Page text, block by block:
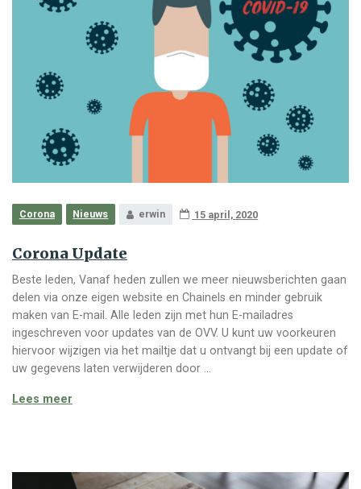
Corona Nieuws erwin 15 april, 2020
Corona Update
Beste leden, Vanaf heden zullen we meer nieuwsberichten gaan
delen via onze eigen website en Chainels en minder gebruik
maken van E-mail. Alle leden zijn met hun E-mailadres
ingeschreven voor updates van de OVV. U kunt uw voorkeuren
hiervoor wijzigen via het mailtje dat u ontvangt bij een update of
uw gegevens laten verwijderen door …
Lees meer